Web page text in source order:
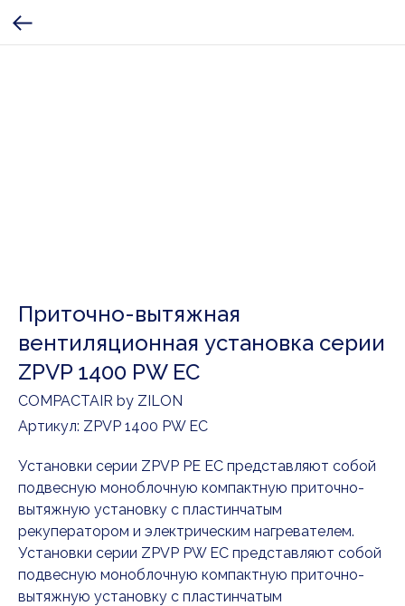
Приточно-вытяжная
вентиляционная установка серии
ZPVP 1400 PW EC
COMPACTAIR by ZILON
Артикул: ZPVP 1400 PW EC
Установки серии ZPVP PE EC представляют собой
подвесную моноблочную компактную приточно-
вытяжную установку с пластинчатым
рекуператором и электрическим нагревателем.
Установки серии ZPVP PW EC представляют собой
подвесную моноблочную компактную приточно-
вытяжную установку с пластинчатым